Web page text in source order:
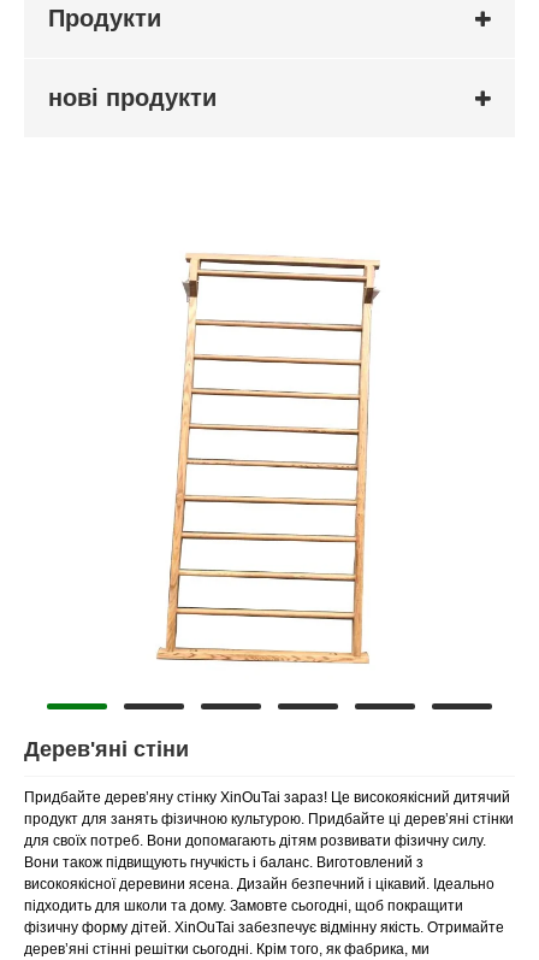
Продукти
нові продукти
Дерев'яні стіни
Придбайте дерев’яну стінку XinOuTai зараз! Це високоякісний дитячий
продукт для занять фізичною культурою. Придбайте ці дерев’яні стінки
для своїх потреб. Вони допомагають дітям розвивати фізичну силу.
Вони також підвищують гнучкість і баланс. Виготовлений з
високоякісної деревини ясена. Дизайн безпечний і цікавий. Ідеально
підходить для школи та дому. Замовте сьогодні, щоб покращити
фізичну форму дітей. XinOuTai забезпечує відмінну якість. Отримайте
дерев’яні стінні решітки сьогодні. Крім того, як фабрика, ми